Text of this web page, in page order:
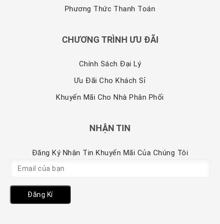
Phương Thức Thanh Toán
CHƯƠNG TRÌNH ƯU ĐÃI
Chính Sách Đại Lý
Ưu Đãi Cho Khách Sỉ
Khuyến Mãi Cho Nhà Phân Phối
NHẬN TIN
Đăng Ký Nhận Tin Khuyến Mãi Của Chúng Tôi
Đăng Kí